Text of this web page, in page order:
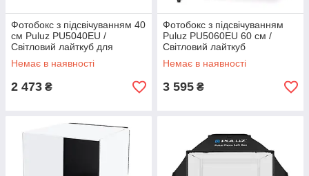
Фотобокс з підсвічуванням 40
см Puluz PU5040EU /
Світловий лайткуб для
предметної зйомки
Немає в наявності
2 473 ₴
Фотобокс з підсвічуванням
Puluz PU5060EU 60 см /
Світловий лайткуб
предметної зйомки 60х60х60
см
Немає в наявності
3 595 ₴